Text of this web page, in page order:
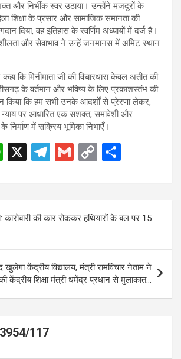
और निर्भीक स्वर उठाया। उन्होंने मजदूरों के
शिक्षा के प्रसार और सामाजिक समानता की
दिया, वह इतिहास के स्वर्णिम अध्यायों में दर्ज है।
और सेवाभाव ने उन्हें जनमानस में अमिट स्थान
कि मिनीमाता जी की विचारधारा केवल अतीत की
के वर्तमान और भविष्य के लिए प्रकाशस्तंभ की
किया कि हम सभी उनके आदर्शों से प्रेरणा लेकर,
न्याय पर आधारित एक सशक्त, समावेशी और
निर्माण में सक्रिय भूमिका निभाएँ।
W
at
A
p
p
X
T
e
gr
a
m
G
ail
C
py
Li
n
k
ar
की कार रोककर हथियारों के बल पर 15
केंद्रीय विद्यालय, मंत्री रामविचार नेताम ने
केंद्रीय शिक्षा मंत्री धमेंद्र प्रधान से मुलाकात…
117